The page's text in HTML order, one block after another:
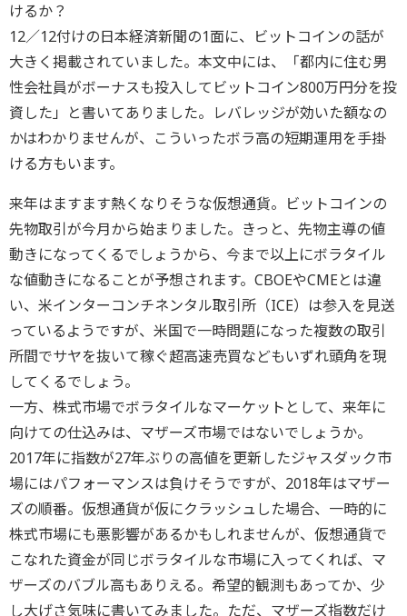
けるか？
12／12付けの日本経済新聞の1面に、ビットコインの話が
大きく掲載されていました。本文中には、「都内に住む男
性会社員がボーナスも投入してビットコイン800万円分を投
資した」と書いてありました。レバレッジが効いた額なの
かはわかりませんが、こういったボラ高の短期運用を手掛
ける方もいます。
来年はますます熱くなりそうな仮想通貨。ビットコインの
先物取引が今月から始まりました。きっと、先物主導の値
動きになってくるでしょうから、今まで以上にボラタイル
な値動きになることが予想されます。CBOEやCMEとは違
い、米インターコンチネンタル取引所（ICE）は参入を見送
っているようですが、米国で一時問題になった複数の取引
所間でサヤを抜いて稼ぐ超高速売買などもいずれ頭角を現
してくるでしょう。
一方、株式市場でボラタイルなマーケットとして、来年に
向けての仕込みは、マザーズ市場ではないでしょうか。
2017年に指数が27年ぶりの高値を更新したジャスダック市
場にはパフォーマンスは負けそうですが、2018年はマザー
ズの順番。仮想通貨が仮にクラッシュした場合、一時的に
株式市場にも悪影響があるかもしれませんが、仮想通貨で
こなれた資金が同じボラタイルな市場に入ってくれば、マ
ザーズのバブル高もありえる。希望的観測もあってか、少
し大げさ気味に書いてみました。ただ、マザーズ指数だけ